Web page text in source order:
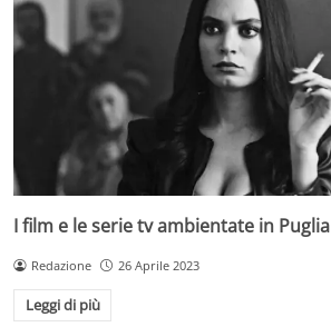
I film e le serie tv ambientate in Puglia
Redazione 26 Aprile 2023
Leggi di più